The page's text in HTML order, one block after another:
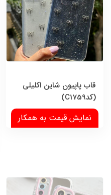
قاب پاپیون شاین اکلیلی
(کدC1759)
نمایش قیمت به همکار